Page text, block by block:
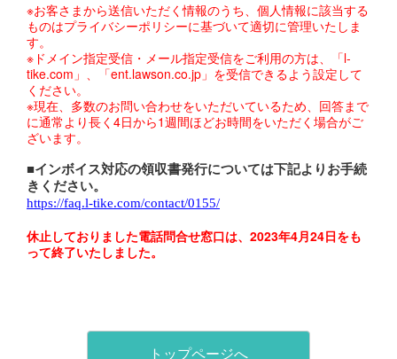
※お客さまから送信いただく情報のうち、個人情報に該当する
ものはプライバシーポリシーに基づいて適切に管理いたしま
す。
※ドメイン指定受信・メール指定受信をご利用の方は、「l-
tike.com」、「ent.lawson.co.jp」を受信できるよう設定して
ください。
※現在、多数のお問い合わせをいただいているため、回答まで
に通常より長く4日から1週間ほどお時間をいただく場合がご
ざいます。
■インボイス対応の領収書発行については下記よりお手続
きください。
https://faq.l-tike.com/contact/0155/
休止しておりました電話問合せ窓口は、2023年4月24日をも
って終了いたしました。
トップページへ